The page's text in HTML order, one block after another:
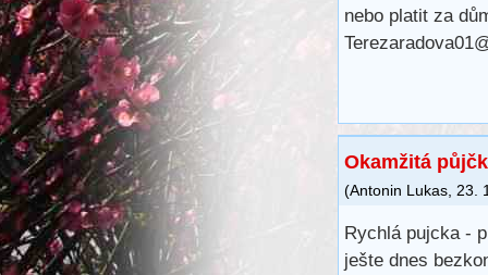
nebo platit za
Okamžitá
(Antonin Lukas 23.
Rychlá pujcka -
ješte dnes